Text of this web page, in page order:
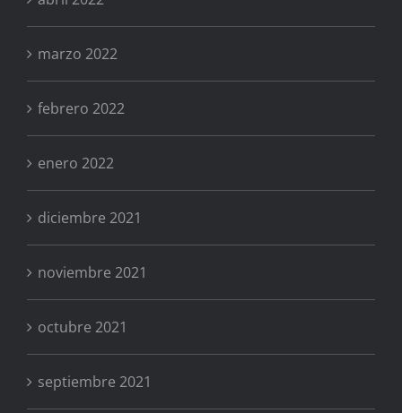
marzo 2022
febrero 2022
enero 2022
diciembre 2021
noviembre 2021
octubre 2021
septiembre 2021